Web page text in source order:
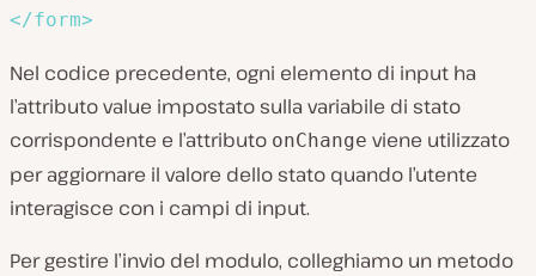
</form>
Nel codice precedente, ogni elemento di input ha
l’attributo value impostato sulla variabile di stato
corrispondente e l’attributo onChange viene utilizzato
per aggiornare il valore dello stato quando l’utente
interagisce con i campi di input.
Per gestire l’invio del modulo, colleghiamo un metodo